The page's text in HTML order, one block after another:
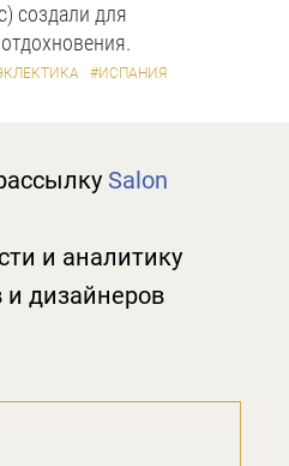
создали для
#ИСПАНИЯ
Salon
и аналитику
и дизайнеров